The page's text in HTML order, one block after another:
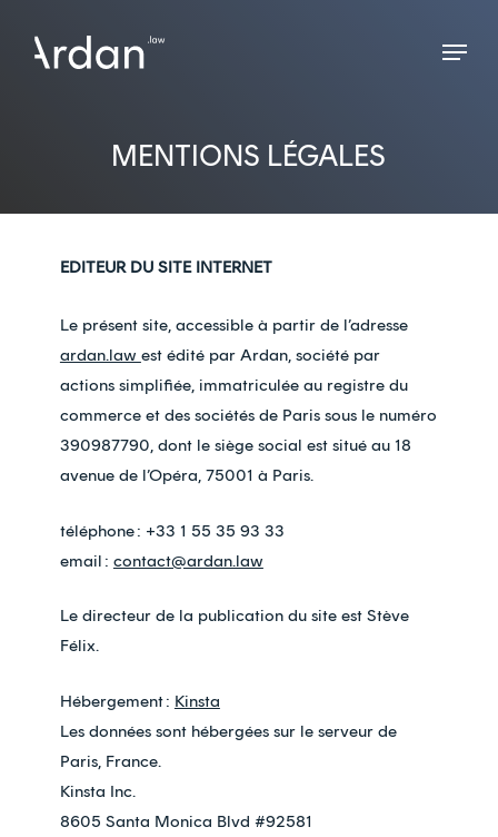
Menu
MENTIONS LÉGALES
EDITEUR DU SITE INTERNET
Le présent site, accessible à partir de l’adresse
ardan.law est édité par Ardan, société par
actions simplifiée, immatriculée au registre du
commerce et des sociétés de Paris sous le numéro
390987790, dont le siège social est situé au 18
avenue de l’Opéra, 75001 à Paris.
téléphone : +33 1 55 35 93 33
email : contact@ardan.law
Le directeur de la publication du site est Stève
Félix.
Hébergement : Kinsta
Les données sont hébergées sur le serveur de
Paris, France.
Kinsta Inc.
8605 Santa Monica Blvd #92581